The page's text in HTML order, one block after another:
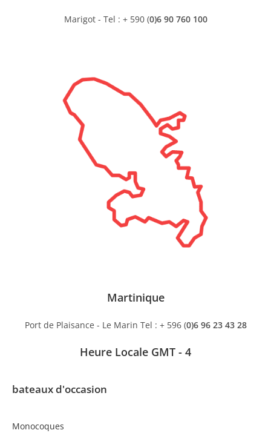
Marigot - Tel : + 590 (0)6 90 760 100
Martinique
Port de Plaisance - Le Marin Tel : + 596 (0)6 96 23 43 28
Heure Locale GMT - 4
bateaux d'occasion
Monocoques